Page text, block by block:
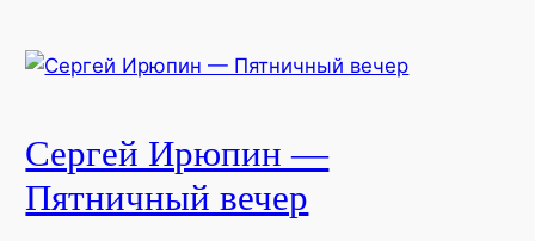
Сергей Ирюпин —
Пятничный вечер